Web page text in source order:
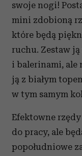
Partnerzy mogą
otrzymanymi od
korzystania z ich
swoje nogi!
mini zdobioną
które będą
ruchu. Zestaw
i balerinami, ale
ją z białym
w tym samym
Efektowne
do pracy, ale
popołudniowe